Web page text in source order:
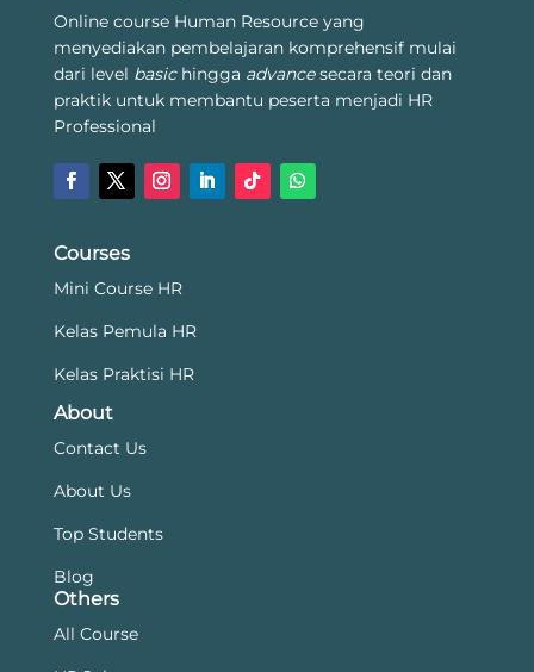
Online course Human Resource yang
menyediakan pembelajaran komprehensif mulai
dari level basichingga advancesecara teori dan
praktik untuk membantu peserta menjadi HR
Professional
Courses
Mini Course HR
Kelas Pemula HR
Kelas Praktisi HR
About
Contact Us
About Us
Top Students
Blog
Others
All Course